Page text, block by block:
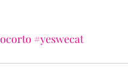
#yeswecat